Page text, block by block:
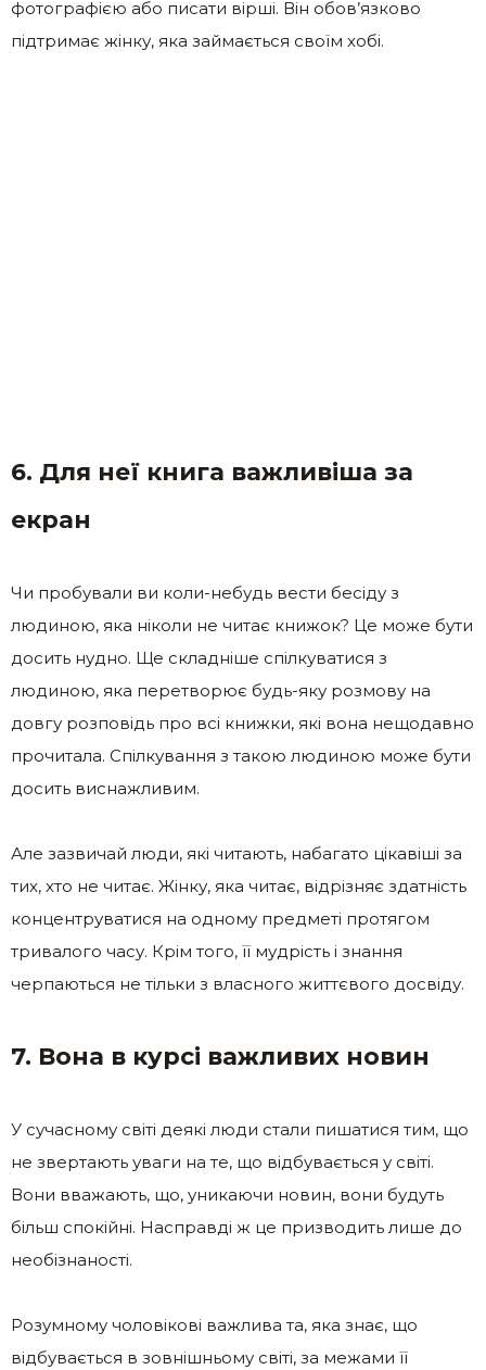
фотографією або писати вірші. Він обов’язково
підтримає жінку, яка займається своїм хобі.
6. Для неї книга важливіша за
екран
Чи пробували ви коли-небудь вести бесіду з
людиною, яка ніколи не читає книжок? Це може бути
досить нудно. Ще складніше спілкуватися з
людиною, яка перетворює будь-яку розмову на
довгу розповідь про всі книжки, які вона нещодавно
прочитала. Спілкування з такою людиною може бути
досить виснажливим.
Але зазвичай люди, які читають, набагато цікавіші за
тих, хто не читає. Жінку, яка читає, відрізняє здатність
концентруватися на одному предметі протягом
тривалого часу. Крім того, її мудрість і знання
черпаються не тільки з власного життєвого досвіду.
7. Вона в курсі важливих новин
У сучасному світі деякі люди стали пишатися тим, що
не звертають уваги на те, що відбувається у світі.
Вони вважають, що, уникаючи новин, вони будуть
більш спокійні. Насправді ж це призводить лише до
необізнаності.
Розумному чоловікові важлива та, яка знає, що
відбувається в зовнішньому світі, за межами її